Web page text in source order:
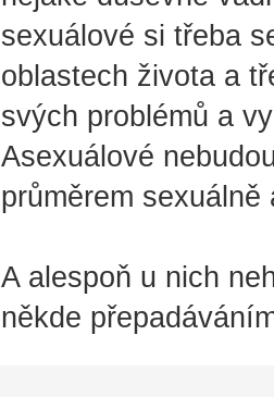
sexuálové si třeba
oblastech života a
svých problémů a
Asexuálové
průměrem sexuálně
A alespoň u nich
někde